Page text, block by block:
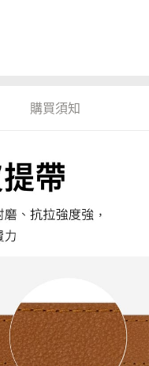
購買須知